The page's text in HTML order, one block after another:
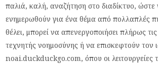
παλιά, καλή, αναζήτηση στο διαδίκτυο,
ενημερωθούν για ένα θέμα από πολλαπλές
θέλει, μπορεί να απενεργοποιήσει πλήρως τις
τεχνητής νοημοσύνης ή να επισκεφτούν τον
noai.duckduckgo.com, όπου οι λειτουργείες